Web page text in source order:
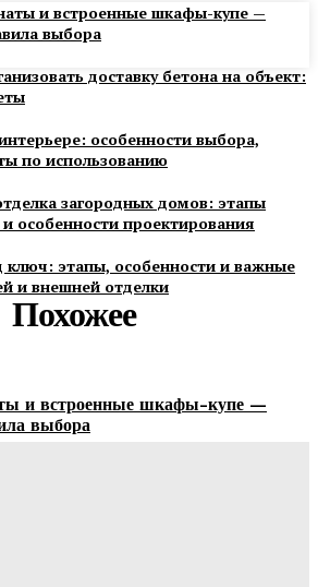
и встроенные шкафы-купе —
выбора
доставку бетона на объект:
особенности выбора,
по использованию
загородных домов: этапы
особенности проектирования
ключ: этапы, особенности и важные
и внешней отделки
Похожее
и встроенные шкафы-купе —
выбора